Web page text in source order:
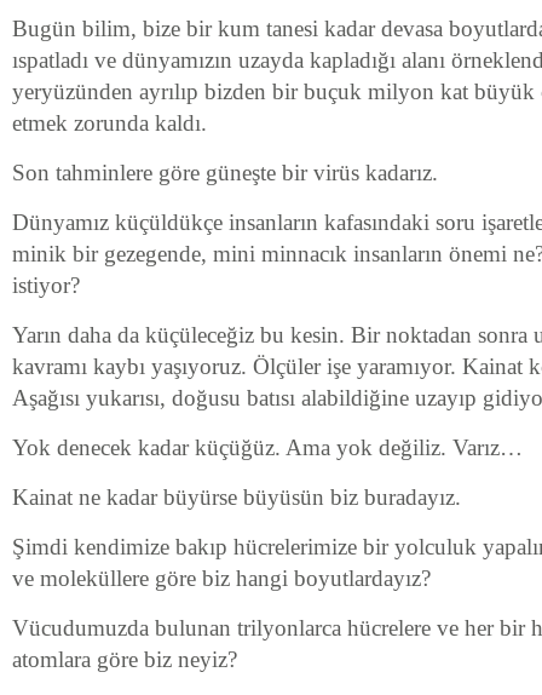
Bugün bilim, bize bir kum tanesi kadar devasa boyutlarda
ıspatladı ve dünyamızın uzayda kapladığı alanı
yeryüzünden ayrılıp bizden bir buçuk milyon kat
etmek zorunda kaldı.
Son tahminlere göre güneşte bir virüs kadarız.
Dünyamız küçüldükçe insanların kafasındaki soru
minik bir gezegende, mini minnacık insanların önemi
istiyor?
Yarın daha da küçüleceğiz bu kesin. Bir noktadan
kavramı kaybı yaşıyoruz. Ölçüler işe yaramıyor. Kainat
Aşağısı yukarısı, doğusu batısı alabildiğine uzayıp
Yok denecek kadar küçüğüz. Ama yok değiliz. Varız…
Kainat ne kadar büyürse büyüsün biz buradayız.
Şimdi kendimize bakıp hücrelerimize bir yolculuk
ve moleküllere göre biz hangi boyutlardayız?
Vücudumuzda bulunan trilyonlarca hücrelere ve her bir
atomlara göre biz neyiz?